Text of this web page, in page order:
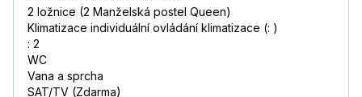
2 ložnice (2 Manželská postel Queen)
Klimatizace individuální ovládání klimatizace (: )
: 2
WC
Vana a sprcha
SAT/TV (Zdarma)